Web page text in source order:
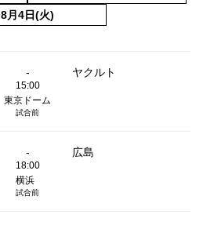
8月4日(火)
- ヤクルト
15:00
東京ドーム
試合前
- 広島
18:00
横浜
試合前